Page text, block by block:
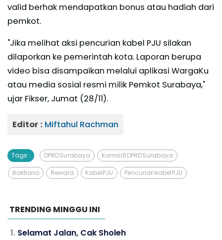
valid berhak mendapatkan bonus atau hadiah dari
pemkot.
"Jika melihat aksi pencurian kabel PJU silakan
dilaporkan ke pemerintah kota. Laporan berupa
video bisa disampaikan melalui aplikasi WargaKu
atau media sosial resmi milik Pemkot Surabaya,"
ujar Fikser, Jumat (28/11).
Editor : Miftahul Rachman
Tags : DPRD Surabaya Komisi B DPRD Surabaya
Baktiono Reward Kabel PJU Pencurian kabel PJU
TRENDING MINGGU INI
Selamat Jalan, Cak Sholeh